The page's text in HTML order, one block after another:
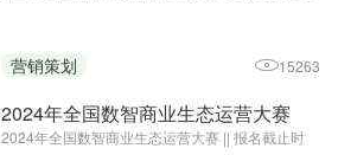
营销策划 15263
2024年全国数智商业生态运营大赛
2024年全国数智商业生态运营大赛 || 报名截止时